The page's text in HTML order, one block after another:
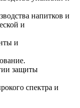
напитков и
и
и
защиты
спектра и